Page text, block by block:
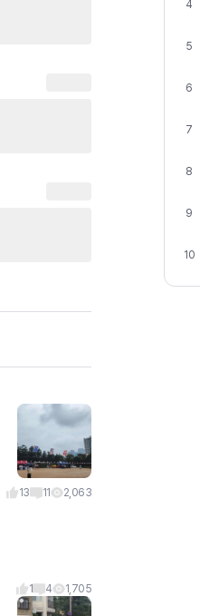
13 11 2,063
1 4 1,705
4
5
6
7
8
9
10